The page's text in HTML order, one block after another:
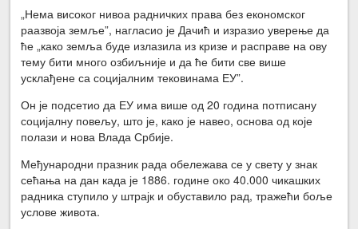
„Нема високог нивоа радничких права без економског
раазвоја земље”, нагласио је Дачић и изразио уверење да
ће „како земља буде излазила из кризе и расправе на ову
тему бити много озбиљније и да ће бити све више
усклађене са социјалним тековинама ЕУ”.
Он је подсетио да ЕУ има више од 20 година потписану
социјалну повељу, што је, како је навео, основа од које
полази и нова Влада Србије.
Међународни празник рада обележава се у свету у знак
сећања на дан када је 1886. године око 40.000 чикашких
радника ступило у штрајк и обуставило рад, тражећи боље
услове живота.